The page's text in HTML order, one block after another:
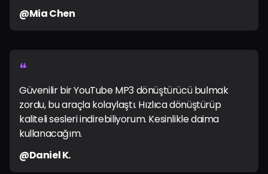
@Mia Chen
❝
Güvenilir bir YouTube MP3 dönüştürücü bulmak
zordu, bu araçla kolaylaştı. Hızlıca dönüştürüp
kaliteli sesleri indirebiliyorum. Kesinlikle daima
kullanacağım.
@Daniel K.